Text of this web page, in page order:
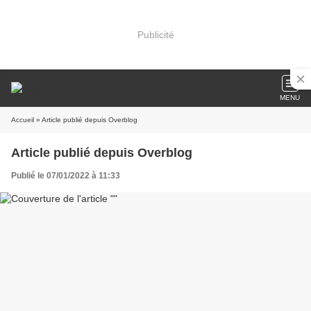
Publicité
MENU
Accueil » Article publié depuis Overblog
Article publié depuis Overblog
Publié le 07/01/2022 à 11:33